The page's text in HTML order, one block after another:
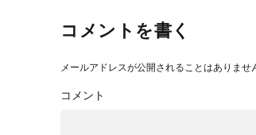
コメントを書く
メールアドレスが公開されることはありませ
コメント